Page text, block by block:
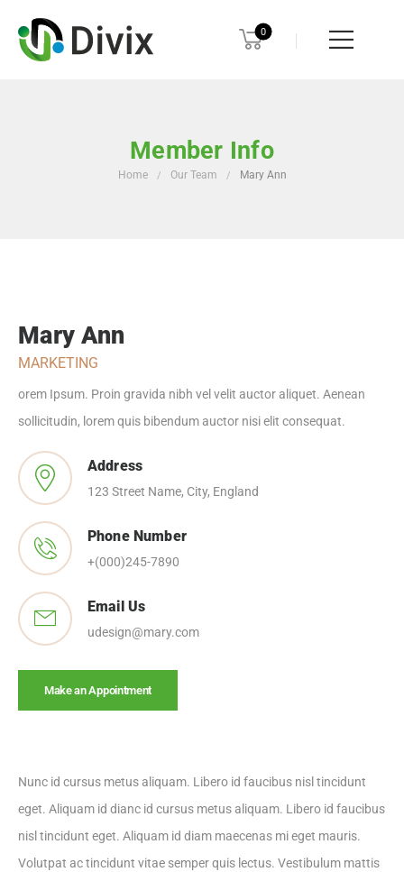
0
Member Info
Home / Our Team / Mary Ann
Mary Ann
MARKETING
orem Ipsum. Proin gravida nibh vel velit auctor aliquet. Aenean
sollicitudin, lorem quis bibendum auctor nisi elit consequat.
Address
123 Street Name, City, England
Phone Number
+(000)245-7890
Email Us
udesign@mary.com
Make an Appointment
Nunc id cursus metus aliquam. Libero id faucibus nisl tincidunt
eget. Aliquam id dianc id cursus metus aliquam. Libero id faucibus
nisl tincidunt eget. Aliquam id diam maecenas mi eget mauris.
Volutpat ac tincidunt vitae semper quis lectus. Vestibulum mattis